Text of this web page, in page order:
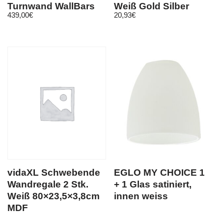
Turnwand WallBars
Kindersportgerät
439,00€
Weiß Gold Silber
Zahnbürsten Ablage
20,93€
vidaXL Schwebende
Wandregale 2 Stk.
Weiß 80×23,5×3,8cm
MDF
EGLO MY CHOICE 1
+ 1 Glas satiniert,
innen weiss